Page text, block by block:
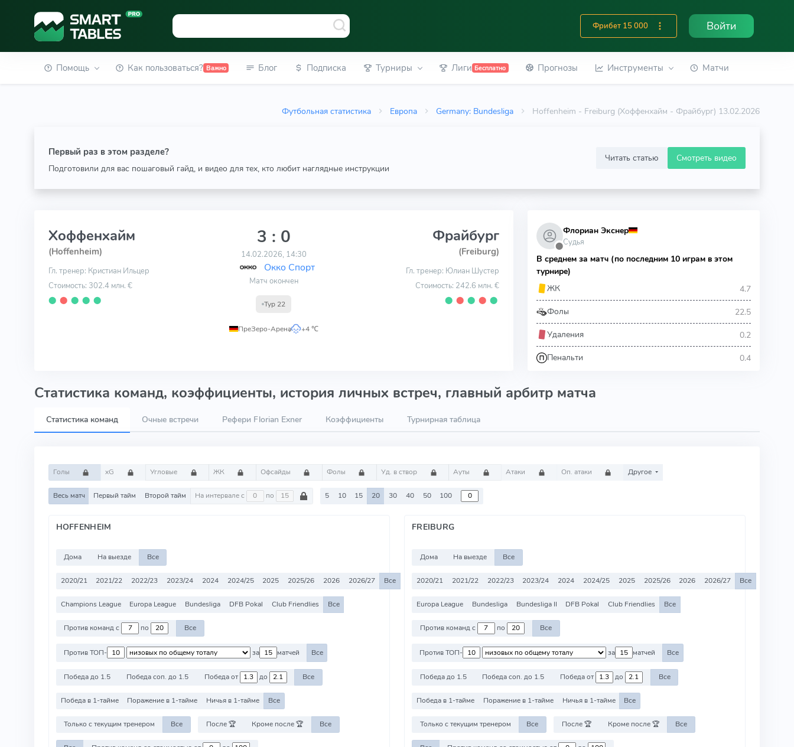
Фрибет 15 000 Войти
Помощь Как пользоваться? Важно Блог Подписка Турниры Лиги Бесплатно Прогнозы Инструменты Матчи
Футбольная статистика Европа Germany: Bundesliga Hoffenheim - Freiburg (Хоффенхайм - Фрайбург) 13.02.2026
Первый раз в этом разделе?
Подготовили для вас пошаговый гайд, и видео для тех, кто любит наглядные инструкции
Читать статью Смотреть видео
Хоффенхайм
(Hoffenheim)
Гл. тренер: Кристиан Ильцер
Стоимость: 302.4 млн. €
⬤ ⬤ ⬤ ⬤ ⬤
3 : 0
14.02.2026, 14:30
Окко Спорт
Матч окончен
Тур 22
ПреЗеро-Арена
, +4 ℃
Фрайбург
(Freiburg)
Гл. тренер: Юлиан Шустер
Стоимость: 242.6 млн. €
⬤ ⬤ ⬤ ⬤ ⬤
⬤
Флориан Экснер
Судья
В среднем за матч (по последним 10 играм в этом
турнире)
ЖК
4.7
Фолы 22.5
Удаления 0.2
Пенальти 0.4
Статистика команд, коэффициенты, история личных встреч, главный арбитр матча
Статистика команд Очные встречи Рефери Florian Exner Коэффициенты Турнирная таблица
Голы xG Угловые ЖК Офсайды Фолы Уд. в створ Ауты Атаки Оп. атаки Другое
Весь матч Первый тайм Второй тайм На интервале с по 5 10 15 20 30 40 50 100
HOFFENHEIM
Дома На выезде Все
2020/21 2021/22 2022/23 2023/24 2024 2024/25 2025 2025/26 2026 2026/27 Все
Champions League Europa League Bundesliga DFB Pokal Club Friendlies Все
Против команд с по Все
Против ТОП- за матчей Все
Победа до 1.5 Победа соп. до 1.5 Победа от до Все
Победа в 1-тайме Поражение в 1-тайме Ничья в 1-тайме Все
Только с текущим тренером Все После 🏆 Кроме после 🏆 Все
FREIBURG
Дома На выезде Все
2020/21 2021/22 2022/23 2023/24 2024 2024/25 2025 2025/26 2026 2026/27 Все
Europa League Bundesliga Bundesliga II DFB Pokal Club Friendlies Все
Против команд с по Все
Против ТОП- за матчей Все
Победа до 1.5 Победа соп. до 1.5 Победа от до Все
Победа в 1-тайме Поражение в 1-тайме Ничья в 1-тайме Все
Только с текущим тренером Все После 🏆 Кроме после 🏆 Все